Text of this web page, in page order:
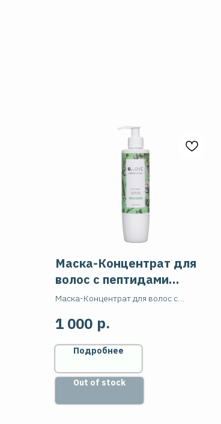
Маска-Концентрат для
волос с пептидами
STRONG PEAS
Маска-Концентрат для волос с
STRONG PEAS, 200 мл
1 000 р.
Подробнее
Out of stock